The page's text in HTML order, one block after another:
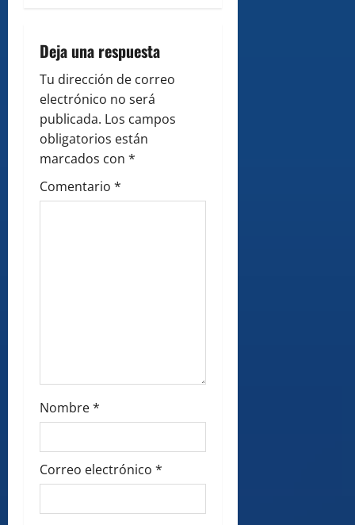
g
a
t
i
o
Deja una respuesta
Tu dirección de correo
electrónico no será
publicada. Los campos
obligatorios están
marcados con *
Comentario *
Nombre*
Correo electrónico *